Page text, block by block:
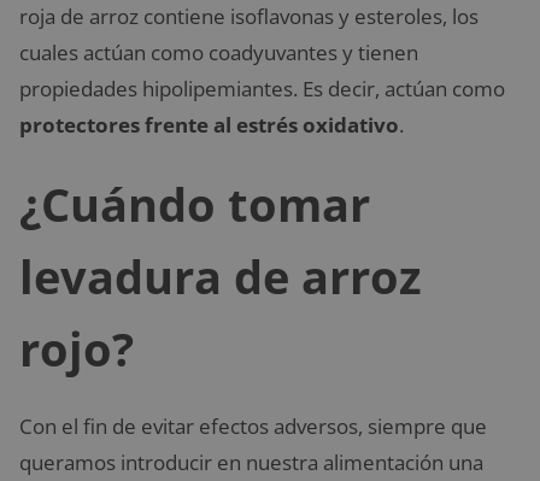
roja de arroz contiene isoflavonas y esteroles, los
cuales actúan como coadyuvantes y tienen
propiedades hipolipemiantes. Es decir, actúan como
protectores frente al estrés oxidativo.
¿Cuándo tomar
levadura de arroz
rojo?
Con el fin de evitar efectos adversos, siempre que
queramos introducir en nuestra alimentación una